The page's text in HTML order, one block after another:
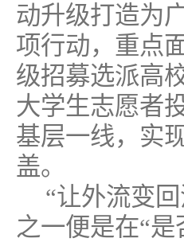
动升级打造为
项行动，重点
级招募选派高
大学生志愿者
基层一线，实
盖。
“让外流变
之一便是在“